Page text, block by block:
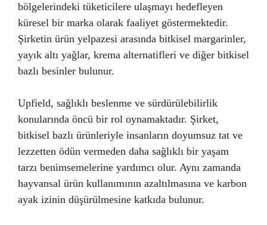
bölgelerindeki tüketicilere ulaşmayı hedefleyen
küresel bir marka olarak faaliyet göstermektedir.
Şirketin ürün yelpazesi arasında bitkisel margarinler,
yayık altı yağlar, krema alternatifleri ve diğer bitkisel
bazlı besinler bulunur.
Upfield, sağlıklı beslenme ve sürdürülebilirlik
konularında öncü bir rol oynamaktadır. Şirket,
bitkisel bazlı ürünleriyle insanların doyumsuz tat ve
lezzetten ödün vermeden daha sağlıklı bir yaşam
tarzı benimsemelerine yardımcı olur. Aynı zamanda
hayvansal ürün kullanımının azaltılmasına ve karbon
ayak izinin düşürülmesine katkıda bulunur.